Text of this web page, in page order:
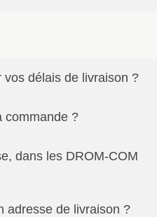
vos délais de livraison ?
commande ?
Commandes.
dans les DROM-COM
avant la commande.
adresse de livraison ?